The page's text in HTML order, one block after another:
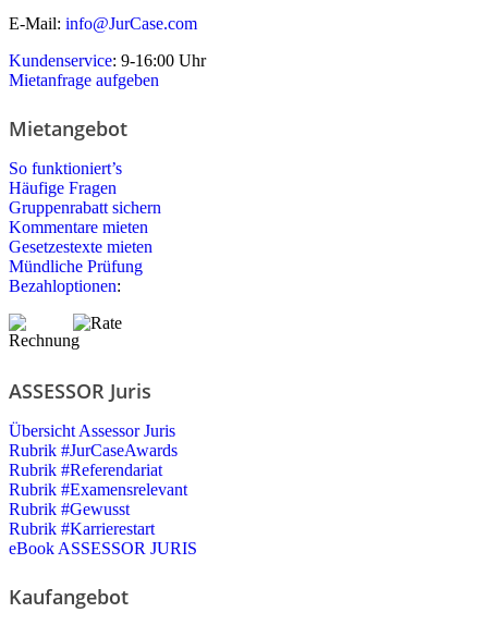
E-Mail: info@JurCase.com
Kundenservice: 9-16:00 Uhr
Mietanfrage aufgeben
Mietangebot
So funktioniert’s
Häufige Fragen
Gruppenrabatt sichern
Kommentare mieten
Gesetzestexte mieten
Mündliche Prüfung
Bezahloptionen:
ASSESSOR Juris
Übersicht Assessor Juris
Rubrik #JurCaseAwards
Rubrik #Referendariat
Rubrik #Examensrelevant
Rubrik #Gewusst
Rubrik #Karrierestart
eBook ASSESSOR JURIS
Kaufangebot